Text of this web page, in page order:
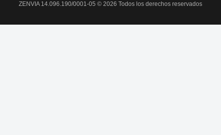
ZENVIA 14.096.190/0001-05 © 2026 Todos los derechos reservados